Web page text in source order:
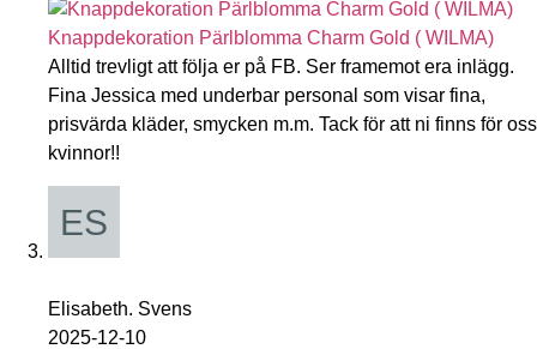
Knappdekoration Pärlblomma Charm Gold ( WILMA)
Alltid trevligt att följa er på FB. Ser framemot era inlägg.
Fina Jessica med underbar personal som visar fina,
prisvärda kläder, smycken m.m. Tack för att ni finns för oss
kvinnor!!
Elisabeth. Svens
2025-12-10